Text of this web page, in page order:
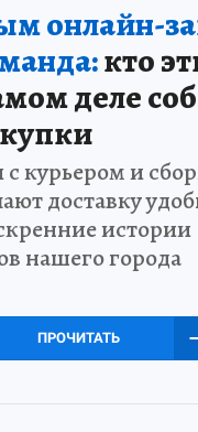
онлайн-
кто
деле
с курьером и
доставку
истории
нашего города
ПРОЧИТАТЬ